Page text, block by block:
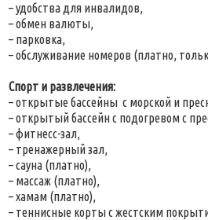
– удобства для инвалидов,
– обмен валюты,
– парковка,
– обслуживание номеров (платно,
Спорт и развлечения:
– открытые бассейны с морской и
– открытый бассейн с подогревом с
– фитнесс-зал,
– тренажерный зал,
– сауна (платно),
– массаж (платно),
– хамам (платно),
– теннисные корты с жестским